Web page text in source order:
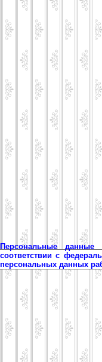
Персональные данные
соответствии с
персональных данных